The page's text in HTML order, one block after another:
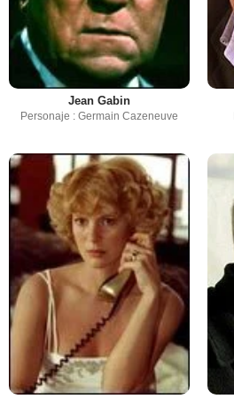
Jean Gabin
Personaje : Germain Cazeneuve